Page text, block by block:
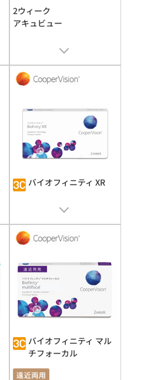
2ウィーク
アキュビュー
承認番号 : 20600BZY00128000
バイオフィニティ XR
承認番号 : 22200BZX00714A01
バイオフィニティ マル
チフォーカル